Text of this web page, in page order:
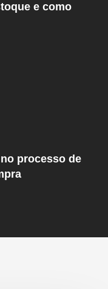
e como
processo de